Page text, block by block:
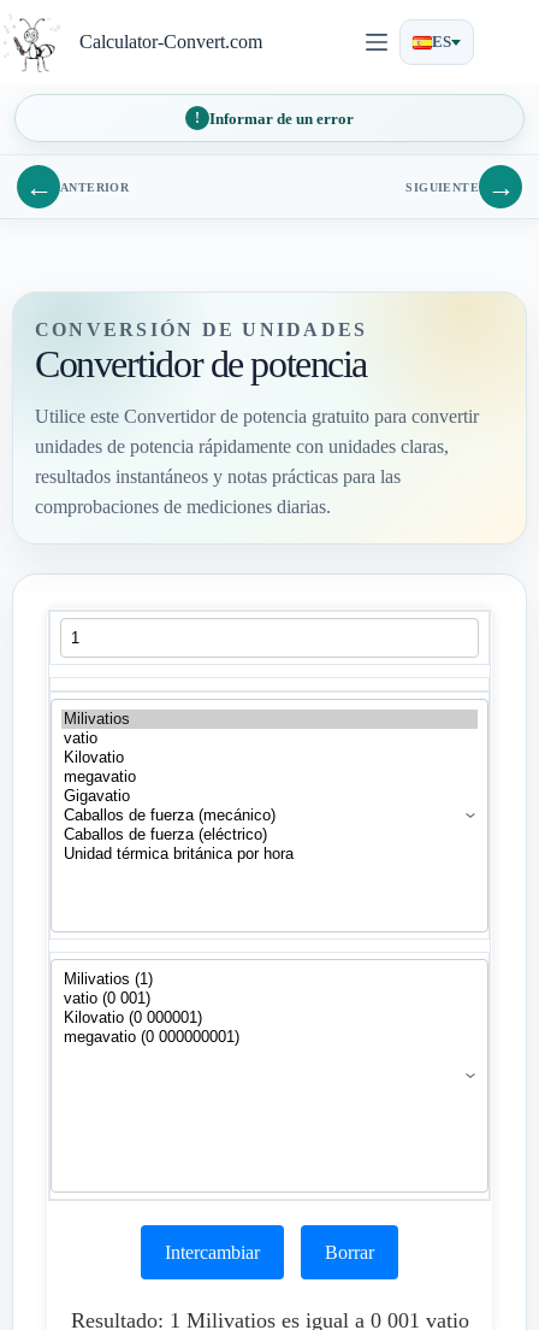
al
contenido
Calculator-Convert.com ES
Informar de un error
← ANTERIOR SIGUIENTE →
CONVERSIÓN DE UNIDADES
Convertidor de potencia
Utilice este Convertidor de potencia gratuito para convertir
unidades de potencia rápidamente con unidades claras,
resultados instantáneos y notas prácticas para las
comprobaciones de mediciones diarias.
Intercambiar Borrar
Resultado: 1 Milivatios es igual a 0 001 vatio